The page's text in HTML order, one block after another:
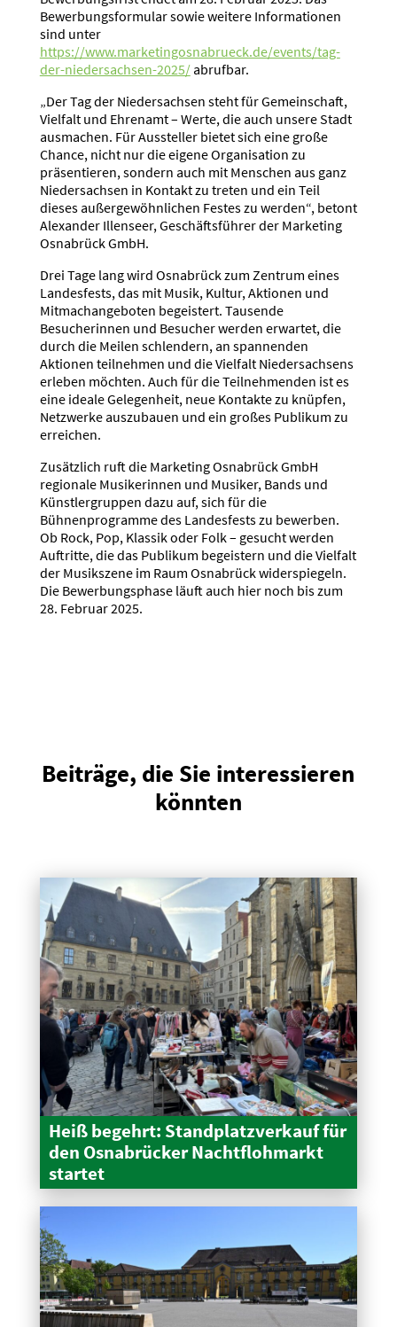
Bewerbungsformular sowie weitere Informationen
sind unter
https://www.marketingosnabrueck.de/events/tag-
der-niedersachsen-2025/abrufbar.
„Der Tag der Niedersachsen steht für Gemeinschaft,
Vielfalt und Ehrenamt – Werte, die auch unsere Stadt
ausmachen. Für Aussteller bietet sich eine große
Chance, nicht nur die eigene Organisation zu
präsentieren, sondern auch mit Menschen aus ganz
Niedersachsen in Kontakt zu treten und ein Teil
dieses außergewöhnlichen Festes zu werden“, betont
Alexander Illenseer, Geschäftsführer der Marketing
Osnabrück GmbH.
Drei Tage lang wird Osnabrück zum Zentrum eines
Landesfests, das mit Musik, Kultur, Aktionen und
Mitmachangeboten begeistert. Tausende
Besucherinnen und Besucher werden erwartet, die
durch die Meilen schlendern, an spannenden
Aktionen teilnehmen und die Vielfalt Niedersachsens
erleben möchten. Auch für die Teilnehmenden ist es
eine ideale Gelegenheit, neue Kontakte zu knüpfen,
Netzwerke auszubauen und ein großes Publikum zu
erreichen.
Zusätzlich ruft die Marketing Osnabrück GmbH
regionale Musikerinnen und Musiker, Bands und
Künstlergruppen dazu auf, sich für die
Bühnenprogramme des Landesfests zu bewerben.
Ob Rock, Pop, Klassik oder Folk – gesucht werden
Auftritte, die das Publikum begeistern und die Vielfalt
der Musikszene im Raum Osnabrück widerspiegeln.
Die Bewerbungsphase läuft auch hier noch bis zum
28. Februar 2025.
Beiträge, die Sie interessieren
könnten
Heiß begehrt: Stand­platz­verkauf für
den Osnabrücker Nacht­floh­markt
startet